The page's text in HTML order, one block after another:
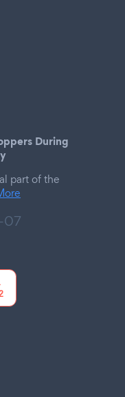
During
part of the
07